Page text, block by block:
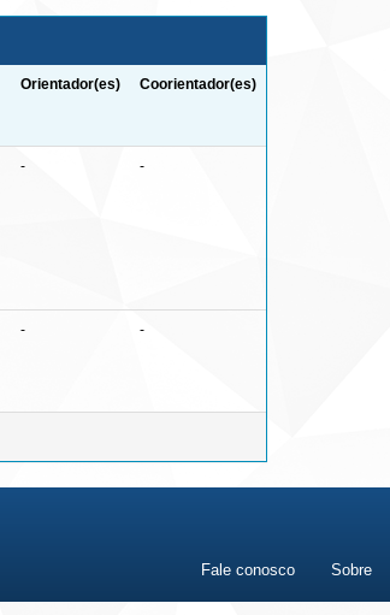
Orientador(es) Coorientador(es)
- -
- -
Fale conosco Sobre